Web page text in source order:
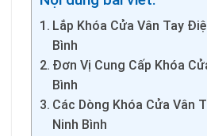
Lắp Khóa Cửa Vân Tay
Bình
Đơn Vị Cung Cấp Khóa
Bình
Các Dòng Khóa Cửa Vân
Ninh Bình